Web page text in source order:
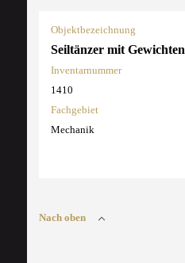
Objektbezeichnung
Seiltänzer mit Gewichten
Inventarnummer
1410
Fachgebiet
Mechanik
Nach oben